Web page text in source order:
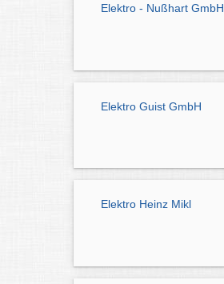
Elektro - Nußhart GmbH
Elektro Guist GmbH
Elektro Heinz Mikl